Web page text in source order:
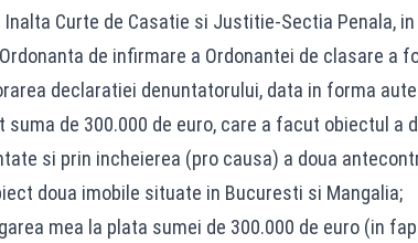
Inalta Curte de Casatie si Justitie-Sectia Penala,
de infirmare a Ordonantei de clasare a
declaratiei denuntatorului, data in forma
suma de 300.000 de euro, care a facut obiectul a
si prin incheierea (pro causa) a doua
doua imobile situate in Bucuresti si Mangalia;
mea la plata sumei de 300.000 de euro (in